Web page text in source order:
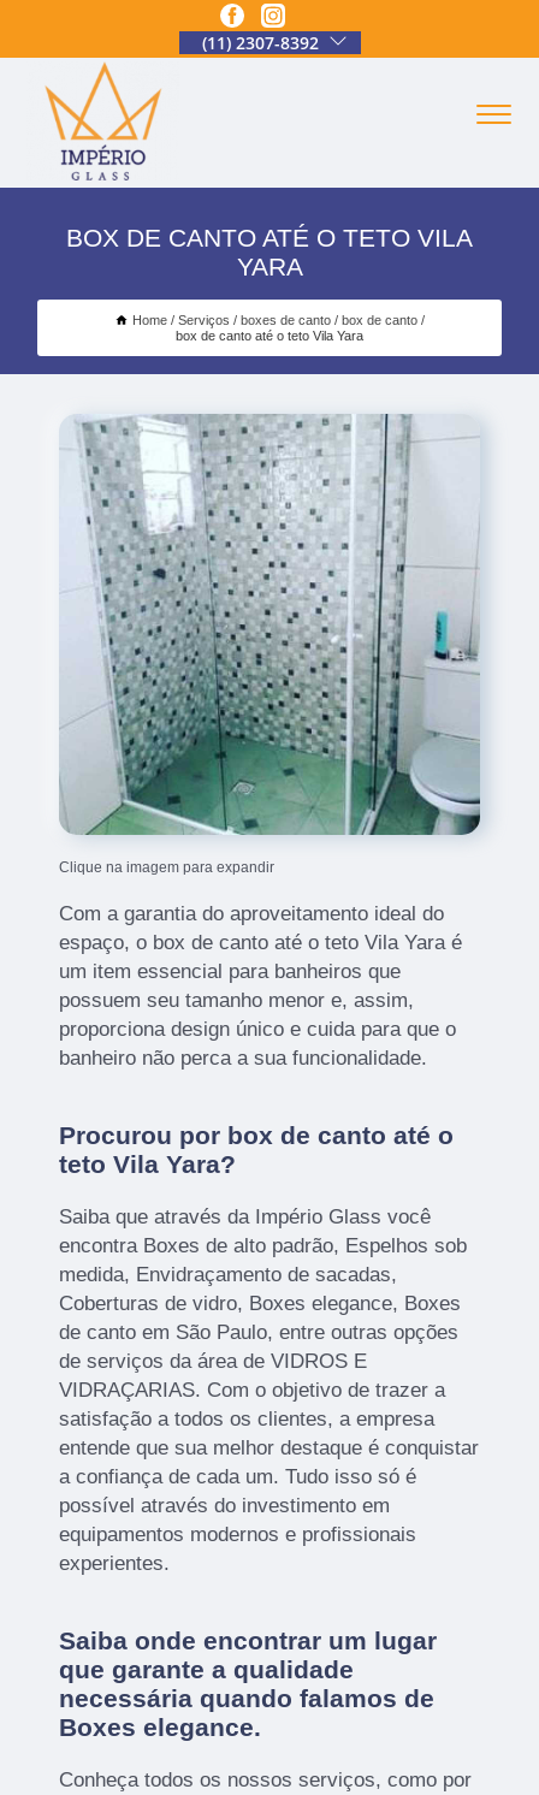
(11) 2307-8392
BOX DE CANTO ATÉ O TETO VILA
YARA
Home Serviços boxes de canto
box de canto
box de canto até o teto Vila Yara
Clique na imagem para expandir
Com a garantia do aproveitamento ideal do
espaço, o box de canto até o teto Vila Yara é
um item essencial para banheiros que
possuem seu tamanho menor e, assim,
proporciona design único e cuida para que o
banheiro não perca a sua funcionalidade.
Procurou por box de canto até o
teto Vila Yara?
Saiba que através da Império Glass você
encontra Boxes de alto padrão, Espelhos sob
medida, Envidraçamento de sacadas,
Coberturas de vidro, Boxes elegance, Boxes
de canto em São Paulo, entre outras opções
de serviços da área de VIDROS E
VIDRAÇARIAS. Com o objetivo de trazer a
satisfação a todos os clientes, a empresa
entende que sua melhor destaque é conquistar
a confiança de cada um. Tudo isso só é
possível através do investimento em
equipamentos modernos e profissionais
experientes.
Saiba onde encontrar um lugar
que garante a qualidade
necessária quando falamos de
Boxes elegance.
Conheça todos os nossos serviços, como por